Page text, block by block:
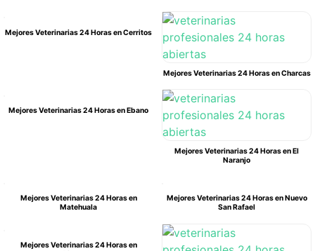
Mejores Veterinarias 24 Horas en Cerritos
Mejores Veterinarias 24 Horas en Charcas
Mejores Veterinarias 24 Horas en Ebano
Mejores Veterinarias 24 Horas en El
Naranjo
Mejores Veterinarias 24 Horas en
Matehuala
Mejores Veterinarias 24 Horas en Nuevo
San Rafael
Mejores Veterinarias 24 Horas en